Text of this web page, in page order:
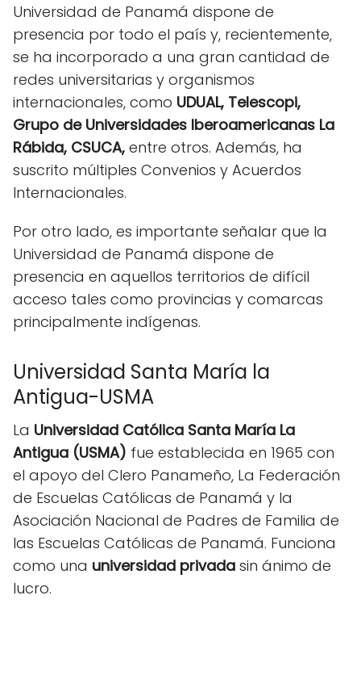
Universidad de Panamá dispone de
presencia por todo el país y, recientemente,
se ha incorporado a una gran cantidad de
redes universitarias y organismos
internacionales, como UDUAL, Telescopi,
Grupo de Universidades Iberoamericanas La
Rábida, CSUCA, entre otros. Además, ha
suscrito múltiples Convenios y Acuerdos
Internacionales.
Por otro lado, es importante señalar que la
Universidad de Panamá dispone de
presencia en aquellos territorios de difícil
acceso tales como provincias y comarcas
principalmente indígenas.
Universidad Santa María la
Antigua-USMA
La Universidad Católica Santa María La
Antigua (USMA) fue establecida en 1965 con
el apoyo del Clero Panameño, La Federación
de Escuelas Católicas de Panamá y la
Asociación Nacional de Padres de Familia de
las Escuelas Católicas de Panamá. Funciona
como una universidad privada sin ánimo de
lucro.